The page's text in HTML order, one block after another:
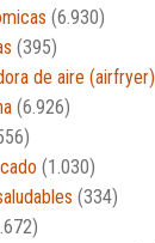
(6.930)
(395)
de aire (airfryer)
(6.926)
(1.030)
(334)